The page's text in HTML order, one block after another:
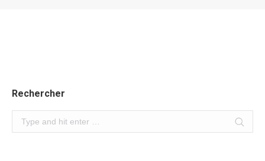
Rechercher
Search: